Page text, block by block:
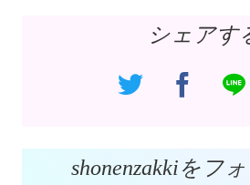
シェアす
shonenzakkiをフ